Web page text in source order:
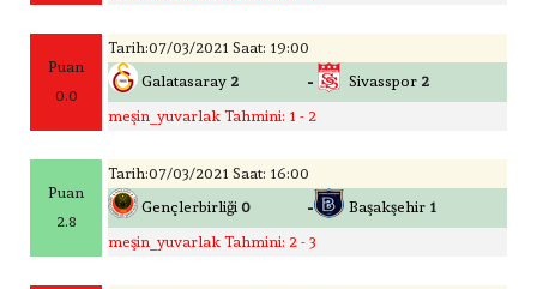
Puan
0.0
Tarih:07/03/2021 Saat: 19:00
Galatasaray 2 - Sivasspor 2
meşin_yuvarlak Tahmini: 1 - 2
Puan
2.8
Tarih:07/03/2021 Saat: 16:00
Gençlerbirliği 0 - Başakşehir 1
meşin_yuvarlak Tahmini: 2 - 3